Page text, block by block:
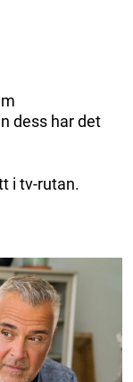
dess har det
i tv-rutan.